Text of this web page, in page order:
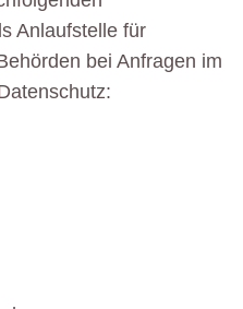
Anlaufstelle für
bei Anfragen im